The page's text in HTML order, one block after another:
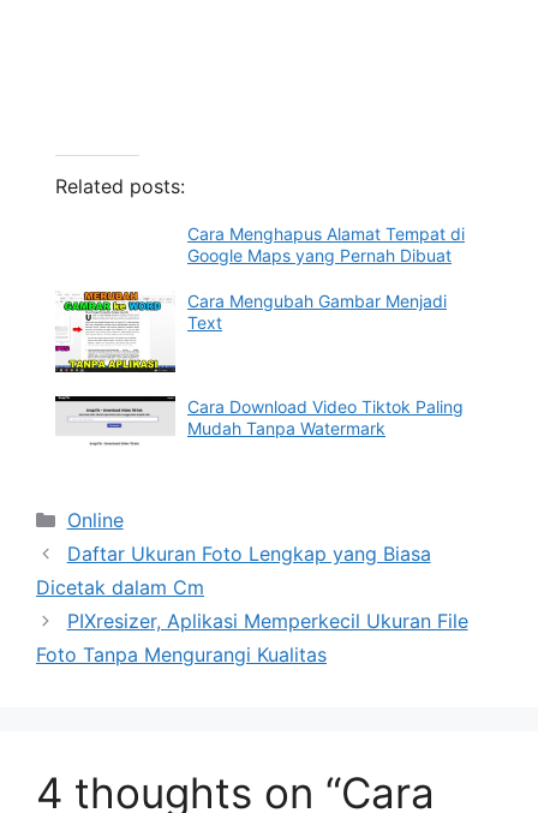
Related posts:
Cara Menghapus Alamat Tempat di
Google Maps yang Pernah Dibuat
Cara Mengubah Gambar Menjadi
Text
Cara Download Video Tiktok Paling
Mudah Tanpa Watermark
Categories
Online
Daftar Ukuran Foto Lengkap yang Biasa
Dicetak dalam Cm
PIXresizer, Aplikasi Memperkecil Ukuran File
Foto Tanpa Mengurangi Kualitas
4 thoughts on “Cara